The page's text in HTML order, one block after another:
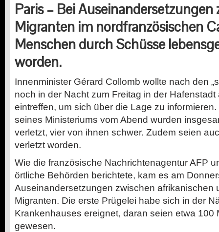
Paris – Bei Auseinandersetzungen
Migranten im nordfranzösischen
Menschen durch Schüsse
worden.
Innenminister Gérard Collomb wollte nach den
noch in der Nacht zum Freitag in der Hafenstadt
eintreffen, um sich über die Lage zu
seines Ministeriums vom Abend wurden
verletzt, vier von ihnen schwer. Zudem seien
verletzt worden.
Wie die französische Nachrichtenagentur AFP
örtliche Behörden berichtete, kam es am
Auseinandersetzungen zwischen afrikanischen
Migranten. Die erste Prügelei habe sich in der
Krankenhauses ereignet, daran seien etwa 100
gewesen.